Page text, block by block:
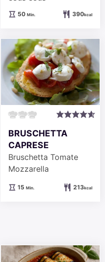
50Minuten
Min. 390kcal
BRUSCHETTA
CAPRESE
Bruschetta Tomate
Mozzarella
15Minuten
Min. 213kcal